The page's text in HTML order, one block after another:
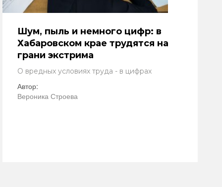
Шум, пыль и немного цифр: в
Хабаровском крае трудятся на
грани экстрима
О вредных условиях труда - в цифрах
Автор:
Вероника Строева